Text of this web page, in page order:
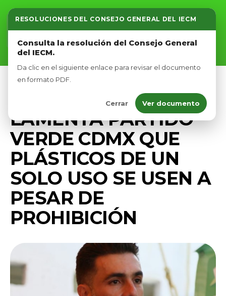
RESOLUCIONES DEL CONSEJO GENERAL DEL IECM
Consulta la resolución del Consejo General
del IECM.
Da clic en el siguiente enlace para revisar el documento
en formato PDF.
Cerrar Ver documento
Inicio
Nosotros
Afíliate
LAMENTA PARTIDO
VERDE CDMX QUE
PLÁSTICOS DE UN
SOLO USO SE USEN A
PESAR DE
PROHIBICIÓN